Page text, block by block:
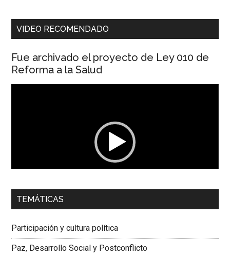
VIDEO RECOMENDADO
Fue archivado el proyecto de Ley 010 de
Reforma a la Salud
00:00 01:04
Dra. Carolina Corcho Mejía,Presidenta Corporación
Colombiana
TEMÁTICAS
Participación y cultura política
Paz, Desarrollo Social y Postconflicto